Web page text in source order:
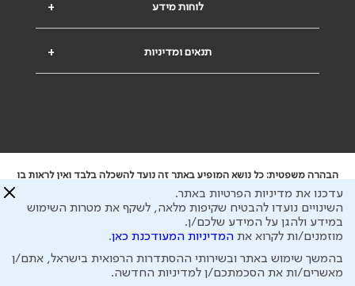
+ לוחות מידע
+ תנאים ומדיניות
הבהרה משפטית: כל נושא המופיע באתר זה נועד להשכלה בלבד ואין לראות בו
ייעוץ רפואי או משפטי. אין הר"י אחראית לתוכן המתפרסם באתר זה ולכל נזק
שעלול להיגרם.
ידוע לי שהר"י אוספת ושומרת מידע אישי לצורך מתן השרות וכי חלק ממנו עשוי
להיות מועבר לצדדים שלישיים, הכל בכפוף למדיניות הפרטיות
פיתוח ע"י עיצוב ע"י
עדכנו את מדיניות הפרטיות באתר.
השינויים נועדו להבטיח שקיפות מלאה, לשקף את מטרות השימוש
במידע ולהגן על המידע שלכם/ן.
מוזמנים/ות לקרוא את המדיניות המעודכנת כאן.
בהמשך שימוש באתר ובשירותי ההסתדרות הרפואית בישראל, אתם/ן
מאשרים/ות את הסכמתכם/ן למדיניות החדשה.